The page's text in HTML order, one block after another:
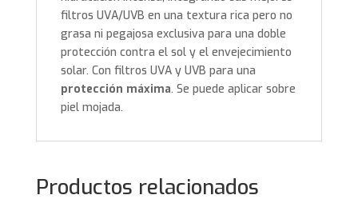
filtros UVA/UVB en una textura rica pero no
grasa ni pegajosa exclusiva para una doble
protección contra el sol y el envejecimiento
solar. Con filtros UVA y UVB para una
protección máxima. Se puede aplicar sobre
piel mojada.
Productos relacionados